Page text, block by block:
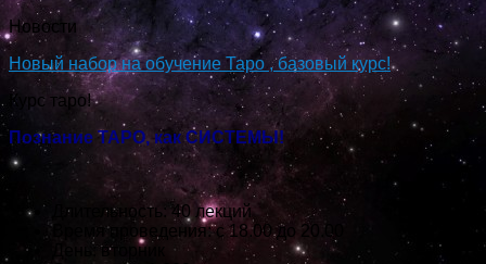
Новости
Новый набор на обучение Таро , базовый курс!
Курс таро!
Познание ТАРО, как СИСТЕМЫ!
Длительность: 40 лекций
Время проведения: с 18.00 до 20.00
День: вторник